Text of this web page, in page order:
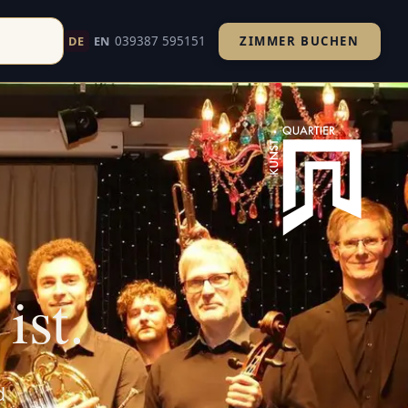
DE EN 039387 595151 ZIMMER BUCHEN
um Havelberg. Ihr Kultururlaub an Elbe und Havel.